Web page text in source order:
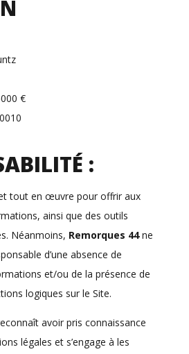
€
:
tout en œuvre pour offrir aux
ainsi que des outils
Néanmoins, Remorques 44ne
d’une absence de
et/ou de la présence de
logiques sur le Site.
avoir pris connaissance
légales et s’engage à les